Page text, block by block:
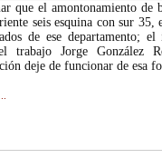
que el amontonamiento de
seis esquina con sur 35,
de ese departamento;
trabajo Jorge González
deje de funcionar de esa